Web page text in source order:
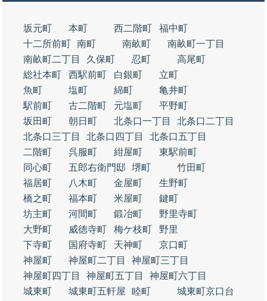
坂元町 本町 西二階町
福中町
十二所前町 南町 南畝町
南畝町一丁目
南畝町二丁目
久保町 忍町
高尾町
総社本町
西駅前町 白銀町
立町
魚町
塩町 綿町
亀井町
駅前町
古二階町 元塩町
平野町
坂田町
朝日町 北条口一丁目
北条口二丁目
北条口三丁目
北条口四丁目
北条口五丁目
二階町
呉服町 紺屋町
東駅前町
同心町
五郎右衛門邸 堺町
竹田町
福居町
八木町 金屋町
生野町
橋之町
福本町 米屋町
鍵町
坊主町
河間町 鍛冶町
野里寺町
大野町
威徳寺町 梅ケ枝町
野里
下寺町
国府寺町 天神町
京口町
神屋町
神屋町二丁目
神屋町三丁目
神屋町四丁目
神屋町五丁目
神屋町六丁目
城東町
城東町五軒屋 睦町
城東町京口台